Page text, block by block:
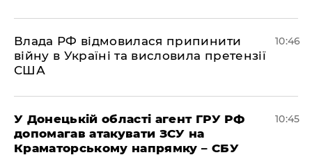
Влада РФ відмовилася припинити
війну в Україні та висловила претензії
США
10:46
У Донецькій області агент ГРУ РФ
допомагав атакувати ЗСУ на
Краматорському напрямку – СБУ
10:45